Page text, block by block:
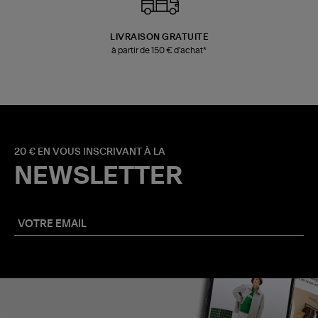
LIVRAISON GRATUITE
à partir de 150 € d'achat*
20 € EN VOUS INSCRIVANT À LA
NEWSLETTER